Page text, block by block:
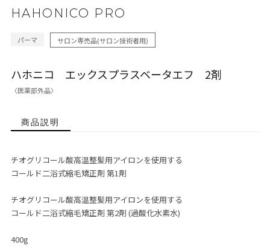
HAHONICO PRO
パーマ サロン専売品(サロン技術者用)
ハホニコ エックスプラスベータエフ 2剤
〈医薬部外品〉
商品説明
チオグリコール酸高温整髪用アイロンを使用する
コールド二浴式縮毛矯正剤 第1剤
チオグリコール酸高温整髪用アイロンを使用する
コールド二浴式縮毛矯正剤 第2剤 (過酸化水素水)
400g